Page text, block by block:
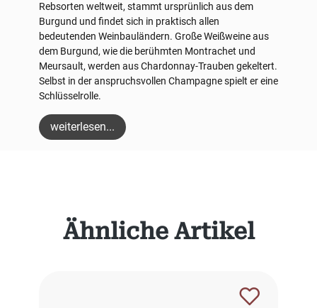
Produktgalerie überspringen
Ähnliche Artikel
Rebsorten weltweit, stammt ursprünlich aus dem
Burgund und findet sich in praktisch allen
bedeutenden Weinbauländern. Große Weißweine aus
dem Burgund, wie die berühmten Montrachet und
Meursault, werden aus Chardonnay-Trauben gekeltert.
Selbst in der anspruchsvollen Champagne spielt er eine
Schlüsselrolle.
weiterlesen...